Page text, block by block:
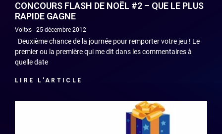
CONCOURS FLASH DE NOËL #2 – QUE LE PLUS
RAPIDE GAGNE
Voltxs 25 décembre 2012
Deuxième chance de la journée pour remporter votre jeu ! Le
premier ou la première qui me dit dans les commentaires à
quelle date
LIRE L'ARTICLE